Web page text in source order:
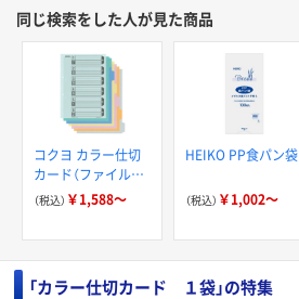
同じ検索をした人が見た商品
コクヨ カラー仕切
カード（ファイル用）
6山見出し
（税込） ￥1,588～
HEIKO PP食パン袋
（税込） ￥1,002～
「カラー仕切カード １袋」の特集